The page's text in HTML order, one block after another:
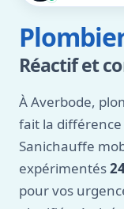
Réactif et
À Averbode,
fait la
Sanichauffe
expérimentés
pour vos